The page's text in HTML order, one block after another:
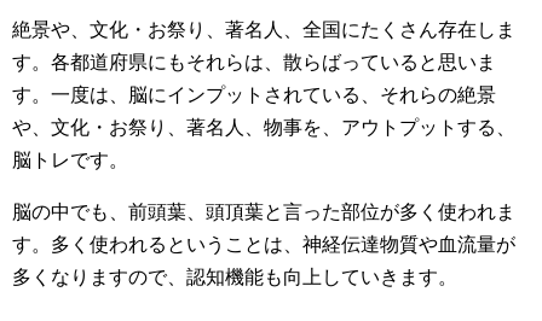
絶景や、文化・お祭り、著名人、全国にたくさん存在しま
す。各都道府県にもそれらは、散らばっていると思いま
す。一度は、脳にインプットされている、それらの絶景
や、文化・お祭り、著名人、物事を、アウトプットする、
脳トレです。
脳の中でも、前頭葉、頭頂葉と言った部位が多く使われま
す。多く使われるということは、神経伝達物質や血流量が
多くなりますので、認知機能も向上していきます。